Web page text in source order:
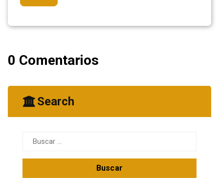
0 Comentarios
Search